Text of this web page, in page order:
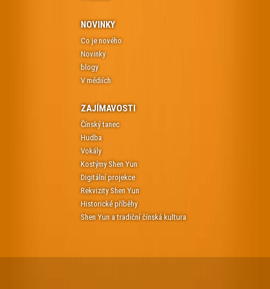
NOVINKY
Co je nového
Novinky
blogy
V médiích
ZAJÍMAVOSTI
Čínský tanec
Hudba
Vokály
Kostýmy Shen Yun
Digitální projekce
Rekvizity Shen Yun
Historické příběhy
Shen Yun a tradiční čínská kultura